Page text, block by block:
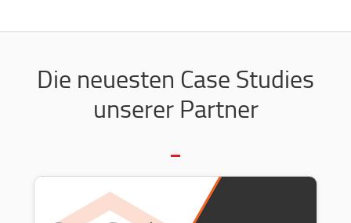
Die neuesten Case Studies
unserer Partner